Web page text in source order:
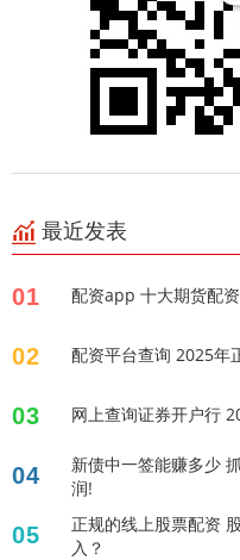
最近发表
01 配资app 十大期货配
02 配资平台查询 2025年
03 网上查询证券开户行
04
新债中一签能赚多少
润!
05
正规的线上股票配资
入？